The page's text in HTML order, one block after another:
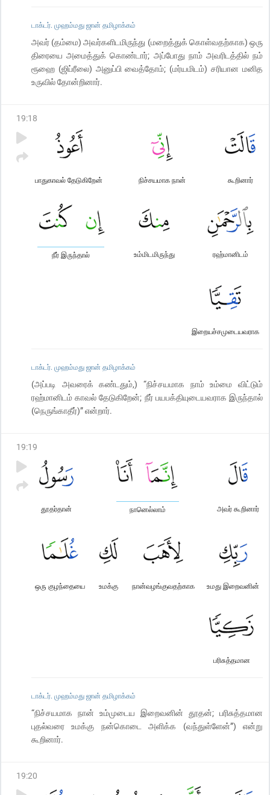
டாக்டர். முஹம்மது ஜான் தமிழாக்கம்
அவர் (தம்மை) அவர்களிடமிருந்து (மறைத்துக் கொள்வதற்காக) ஒரு
திரையை அமைத்துக் கொண்டார்; அப்போது நாம் அவரிடத்தில் நம்
ரூஹை (ஜிப்ரீலை) அனுப்பி வைத்தோம்; (மர்யமிடம்) சரியான மனித
உருவில் தோன்றினார்.
19:18
கூறினார்
நிச்சயமாக நான்
பாதுகாவல் தேடுகிறேன்
ரஹ்மானிடம்
உம்மிடமிருந்து
நீர் இருந்தால்
இறையச்சமுடையவராக
டாக்டர். முஹம்மது ஜான் தமிழாக்கம்
(அப்படி அவரைக் கண்டதும்,) “நிச்சயமாக நாம் உம்மை விட்டும்
ரஹ்மானிடம் காவல் தேடுகிறேன்; நீர் பயபக்தியுடையவராக இருந்தால்
(நெருங்காதீர்)” என்றார்.
19:19
அவர் கூறினார்
நானெல்லாம்
தூதர்தான்
உமது இறைவனின்
நான்வழங்குவதற்காக
உமக்கு
ஒரு குழந்தையை
பரிசுத்தமான
டாக்டர். முஹம்மது ஜான் தமிழாக்கம்
“நிச்சயமாக நான் உம்முடைய இறைவனின் தூதன்; பரிசுத்தமான
புதல்வரை உமக்கு நன்கொடை அளிக்க (வந்துள்ளேன்”) என்று
கூறினார்.
19:20